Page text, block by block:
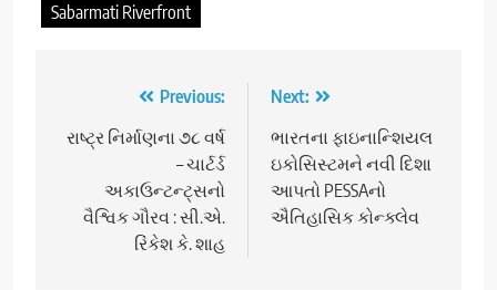
Sabarmati Riverfront
navigation
Previous:
રાષ્ટ્ર નિર્માણના ૭૮ વર્ષ
– ચાર્ટર્ડ
અકાઉન્ટન્ટ્સનો
વૈશ્વિક ગૌરવ : સી.એ.
રિંકેશ કે. શાહ
Next:
ભારતના ફાઇનાન્શિયલ
ઇકોસિસ્ટમને નવી દિશા
આપતો PESSAનો
ઐતિહાસિક કોન્ક્લેવ